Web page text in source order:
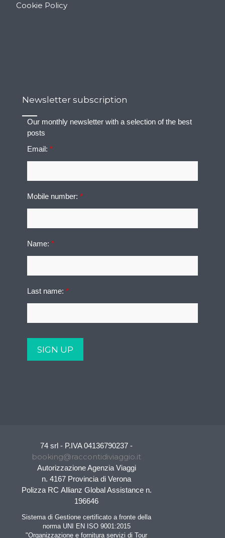
Cookie Policy
Newsletter subscription
Our monthly newsletter with a selection of the best
posts
Email:*
Mobile number:*
Name:*
Last name:*
74 srl - P.IVA 04136790237 -
booking@raccontidiviaggio.it
Autorizzazione Agenzia Viaggi
n. 4167 Provincia di Verona
Polizza RC Allianz Global Assistance n.
196646
Sistema di Gestione certificato a fronte della
norma UNI EN ISO 9001:2015
"Organizzazione e fornitura servizi di Tour